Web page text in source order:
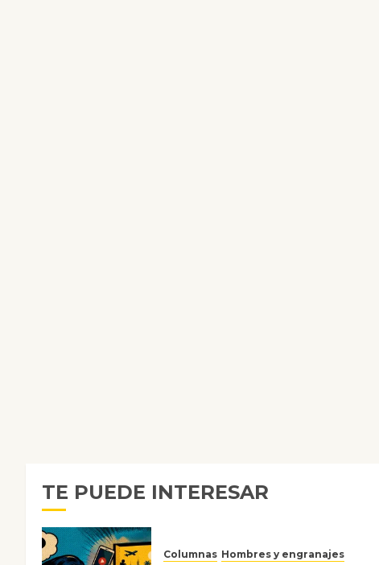
TE PUEDE INTERESAR
Columnas Hombres y engranajes